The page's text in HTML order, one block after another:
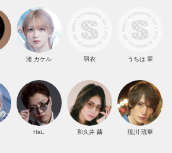
渚 カケル 羽衣 うちは 翠
HaL 和久井 繭 琉川 琉華